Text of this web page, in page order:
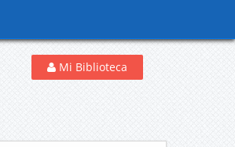
Mi Biblioteca